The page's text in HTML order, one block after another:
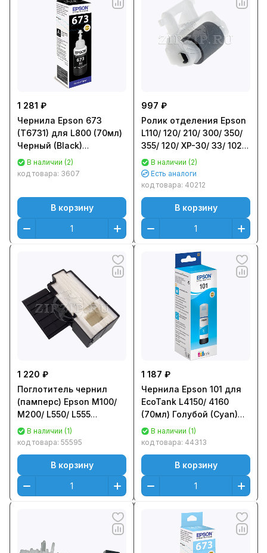
1 281 ₽
Чернила Epson 673
(T6731) для L800 (70мл)
Черный (Black)
Оригинальный
C13T67314A
В наличии (2)
код товара: 3607
В корзину
997 ₽
Ролик отделения Epson
L110/ 120/ 210/ 300/ 350/
355/ 120/ XP-30/ 33/ 102/
103/ 202/ 203/ 205/ 207/
212/ 215/ 225
(1575162/1569311)
В наличии (2)
Есть аналоги
код товара: 40212
В корзину
1 220 ₽
Поглотитель чернил
(памперс) Epson M100/
M200/ L550/ L555
(1799792/
1746399/1584721)
В наличии (1)
код товара: 55595
В корзину
1 187 ₽
Чернила Epson 101 для
EcoTank L4150/ 4160
(70мл) Голубой (Cyan)
Оригинальный
C13T03V24A
В наличии (1)
код товара: 44313
В корзину